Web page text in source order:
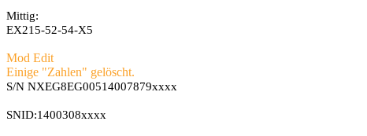
Mittig:
EX215-52-54-X5
Mod Edit
Einige "Zahlen" gelöscht.
S/N NXEG8EG00514007879xxxx
SNID:1400308xxxx